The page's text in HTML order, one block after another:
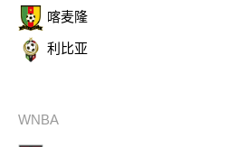
喀麦隆
利比亚
WNBA